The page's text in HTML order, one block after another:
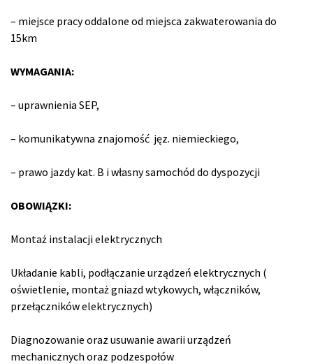
– miejsce pracy oddalone od miejsca zakwaterowania do
15km
WYMAGANIA:
– uprawnienia SEP,
– komunikatywna znajomość jęz. niemieckiego,
– prawo jazdy kat. B i własny samochód do dyspozycji
OBOWIĄZKI:
Montaż instalacji elektrycznych
Układanie kabli, podłączanie urządzeń elektrycznych (
oświetlenie, montaż gniazd wtykowych, włączników,
przełączników elektrycznych)
Diagnozowanie oraz usuwanie awarii urządzeń
mechanicznych oraz podzespołów